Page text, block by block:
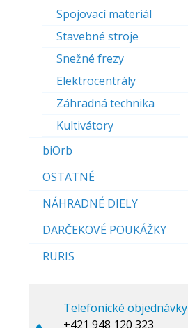
Spojovací materiál
Stavebné stroje
Snežné frezy
Elektrocentrály
Záhradná technika
Kultivátory
biOrb
OSTATNÉ
NÁHRADNÉ DIELY
DARČEKOVÉ POUKÁŽKY
RURIS
Telefonické objednávky
+421 948 120 323